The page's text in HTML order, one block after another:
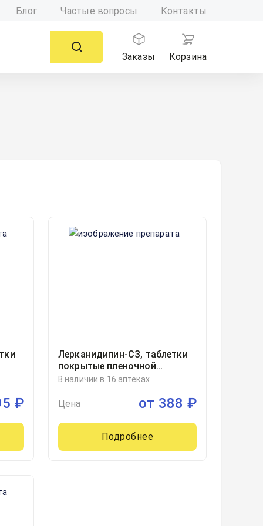
Блог Частые вопросы Контакты
Заказы
Корзина
₽
Лерканидипин-СЗ, таблетки
покрытые пленочной
оболочкой 20миллиграмм
В наличии в 16 аптеках
Цена от 388 ₽
Подробнее